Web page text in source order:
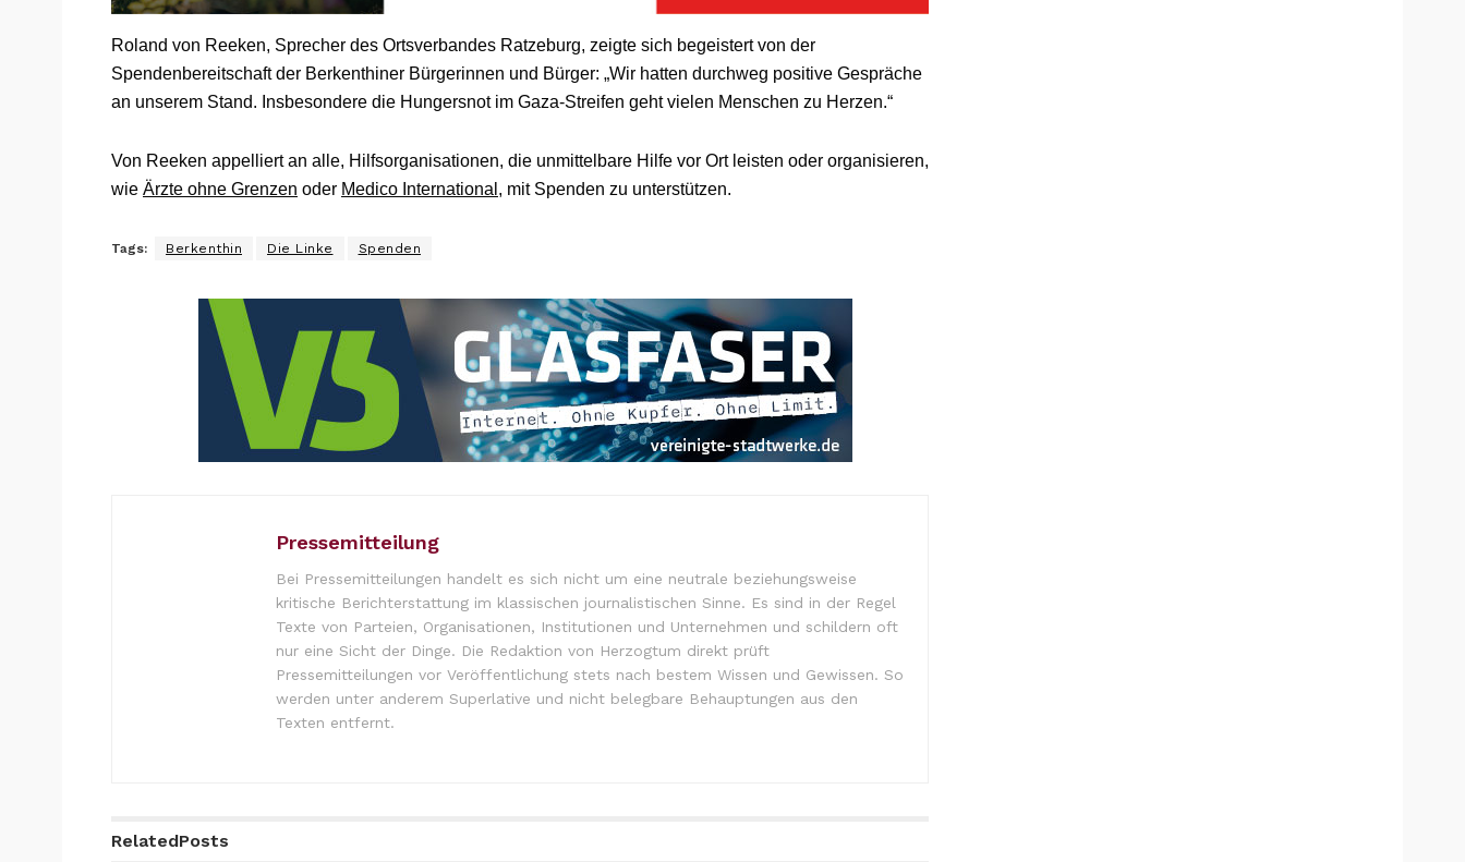
Roland von Reeken, Sprecher des Ortsverbandes Ratzeburg, zeigte sich begeistert von der
Spendenbereitschaft der Berkenthiner Bürgerinnen und Bürger: „Wir hatten durchweg positive Gespräche
an unserem Stand. Insbesondere die Hungersnot im Gaza-Streifen geht vielen Menschen zu Herzen.“
Von Reeken appelliert an alle, Hilfsorganisationen, die unmittelbare Hilfe vor Ort leisten oder organisieren,
wie Ärzte ohne Grenzen oder Medico International , mit Spenden zu unterstützen.
Tags: Berkenthin Die Linke Spenden
Pressemitteilung
Bei Pressemitteilungen handelt es sich nicht um eine neutrale beziehungsweise
kritische Berichterstattung im klassischen journalistischen Sinne. Es sind in der Regel
Texte von Parteien, Organisationen, Institutionen und Unternehmen und schildern oft
nur eine Sicht der Dinge. Die Redaktion von Herzogtum direkt prüft
Pressemitteilungen vor Veröffentlichung stets nach bestem Wissen und Gewissen. So
werden unter anderem Superlative und nicht belegbare Behauptungen aus den
Texten entfernt.
RelatedPosts